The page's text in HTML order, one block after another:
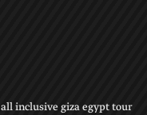
all inclusive giza egypt tour